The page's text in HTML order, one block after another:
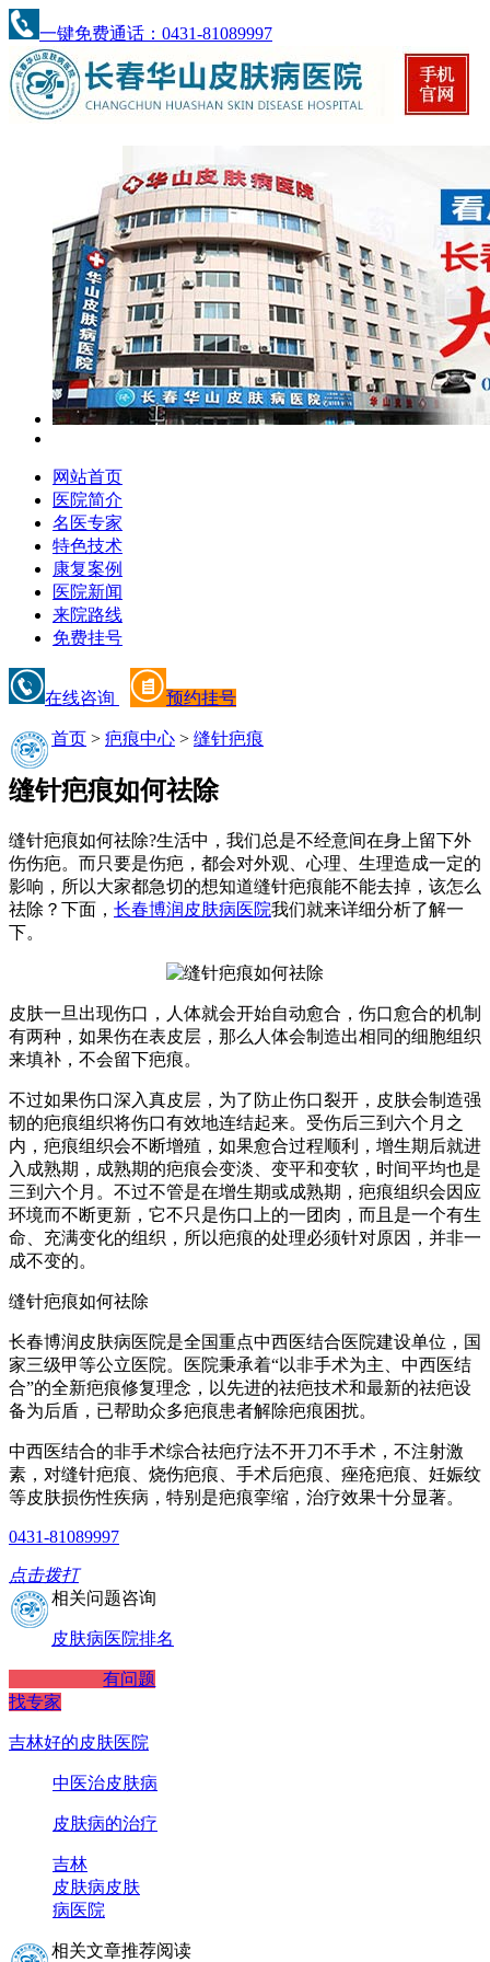
一键免费通话：0431-81089997
网站首页
医院简介
名医专家
特色技术
康复案例
医院新闻
来院路线
免费挂号
在线咨询 预约挂号
首页 > 疤痕中心 > 缝针疤痕
缝针疤痕如何祛除
缝针疤痕如何祛除?生活中，我们总是不经意间在身上留下外
伤伤疤。而只要是伤疤，都会对外观、心理、生理造成一定的
影响，所以大家都急切的想知道缝针疤痕能不能去掉，该怎么
祛除？下面， 长春博润皮肤病医院我们就来详细分析了解一
下。
皮肤一旦出现伤口，人体就会开始自动愈合，伤口愈合的机制
有两种，如果伤在表皮层，那么人体会制造出相同的细胞组织
来填补，不会留下疤痕。
不过如果伤口深入真皮层，为了防止伤口裂开，皮肤会制造强
韧的疤痕组织将伤口有效地连结起来。受伤后三到六个月之
内，疤痕组织会不断增殖，如果愈合过程顺利，增生期后就进
入成熟期，成熟期的疤痕会变淡、变平和变软，时间平均也是
三到六个月。不过不管是在增生期或成熟期，疤痕组织会因应
环境而不断更新，它不只是伤口上的一团肉，而且是一个有生
命、充满变化的组织，所以疤痕的处理必须针对原因，并非一
成不变的。
缝针疤痕如何祛除
长春博润皮肤病医院是全国重点中西医结合医院建设单位，国
家三级甲等公立医院。医院秉承着“以非手术为主、中西医结
合”的全新疤痕修复理念，以先进的祛疤技术和最新的祛疤设
备为后盾，已帮助众多疤痕患者解除疤痕困扰。
中西医结合的非手术综合祛疤疗法不开刀不手术，不注射激
素，对缝针疤痕、烧伤疤痕、手术后疤痕、痤疮疤痕、妊娠纹
等皮肤损伤性疾病，特别是疤痕挛缩，治疗效果十分显著。
0431-81089997
点击拨打
相关问题咨询
皮肤病医院排名
有问题
找专家
吉林好的皮肤医院
中医治皮肤病
皮肤病的治疗
吉林
皮肤病皮肤
病医院
相关文章推荐阅读